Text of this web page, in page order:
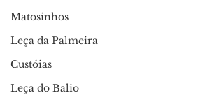
Matosinhos
Leça da Palmeira
Custóias
Leça do Balio